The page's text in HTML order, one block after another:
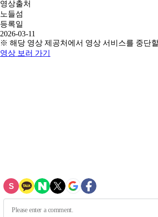
영상출처
노들섬
등록일
2026-03-11
※ 해당 영상 제공처에서 영상 서비스를 중단
영상 보러 가기